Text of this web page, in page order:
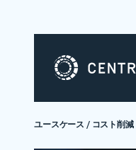
ユースケース / コスト削減